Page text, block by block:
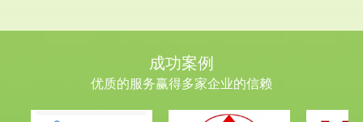
成功案例
优质的服务赢得多家企业的信赖